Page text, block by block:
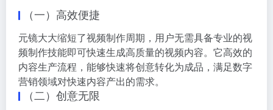
（一）高效便捷
元镜大大缩短了视频制作周期，用户无需具备专业的视
频制作技能即可快速生成高质量的视频内容。它高效的
内容生产流程，能够快速将创意转化为成品，满足数字
营销领域对快速内容产出的需求。
（二）创意无限